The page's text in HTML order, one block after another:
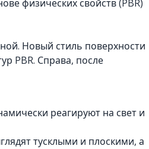
физических свойств (PBR)
Новый стиль поверхности
PBR. Справа, после
реагируют на свет и
тусклыми и плоскими, а